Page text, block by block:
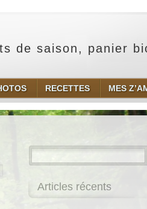
de saison, panier
RECETTES MES
Articles récents